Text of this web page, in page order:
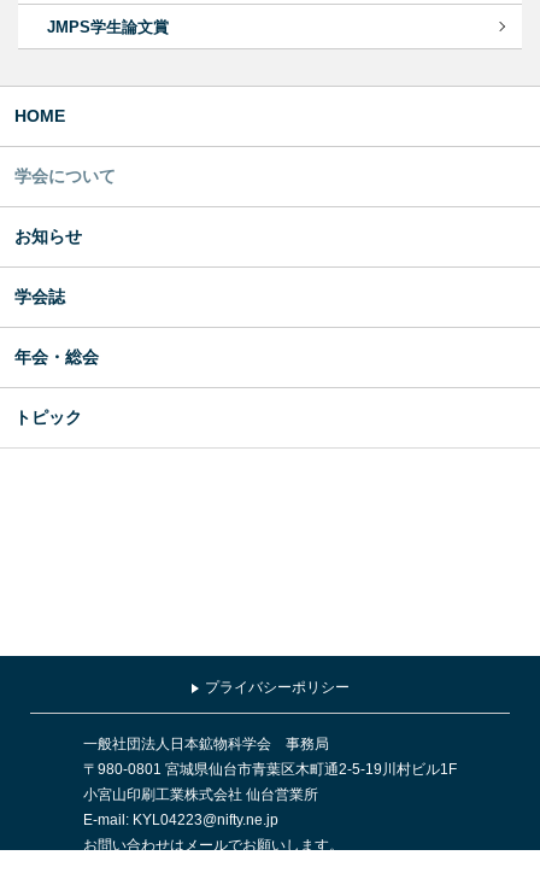
JMPS学生論文賞
HOME
学会について
お知らせ
学会誌
年会・総会
トピック
プライバシーポリシー
一般社団法人日本鉱物科学会 事務局
〒980-0801 宮城県仙台市青葉区木町通2-5-19川村ビル1F
小宮山印刷工業株式会社 仙台営業所
E-mail: KYL04223@nifty.ne.jp
お問い合わせはメールでお願いします。